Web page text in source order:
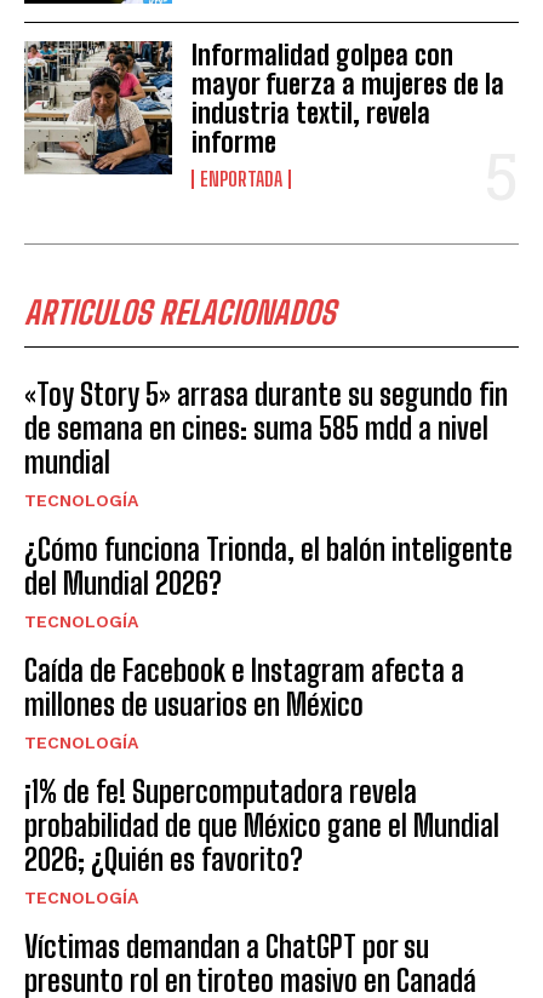
Informalidad golpea con
mayor fuerza a mujeres de la
industria textil, revela
informe
ENPORTADA
ARTICULOS RELACIONADOS
«Toy Story 5» arrasa durante su segundo fin
de semana en cines: suma 585 mdd a nivel
mundial
TECNOLOGÍA
¿Cómo funciona Trionda, el balón inteligente
del Mundial 2026?
TECNOLOGÍA
Caída de Facebook e Instagram afecta a
millones de usuarios en México
TECNOLOGÍA
¡1% de fe! Supercomputadora revela
probabilidad de que México gane el Mundial
2026; ¿Quién es favorito?
TECNOLOGÍA
Víctimas demandan a ChatGPT por su
presunto rol en tiroteo masivo en Canadá